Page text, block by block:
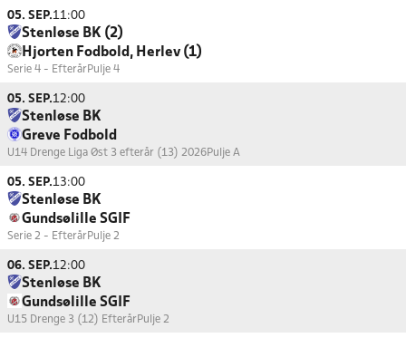
05. SEP.11:00
Stenløse BK (2)
Hjorten Fodbold, Herlev (1)
Serie 4 - EfterårPulje 4
05. SEP.12:00
Stenløse BK
Greve Fodbold
U14 Drenge Liga Øst 3 efterår (13) 2026Pulje A
05. SEP.13:00
Stenløse BK
Gundsølille SGIF
Serie 2 - EfterårPulje 2
06. SEP.12:00
Stenløse BK
Gundsølille SGIF
U15 Drenge 3 (12) EfterårPulje 2